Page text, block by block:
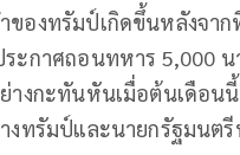
ของทรัมป์เกิดขึ้นหลังจาก
ะกาศถอนทหาร 5,000 น
างกะทันหันเมื่อต้นเดือน
งทรัมป์และนายกรัฐมนต